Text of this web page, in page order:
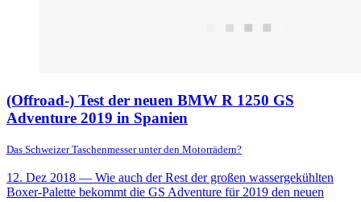
(Offroad-) Test der neuen BMW R 1250 GS
Adventure 2019 in Spanien
Das Schweizer Taschenmesser unter den Motorrädern?
12. Dez 2018 — Wie auch der Rest der großen wassergekühlten
Boxer-Palette bekommt die GS Adventure für 2019 den neuen